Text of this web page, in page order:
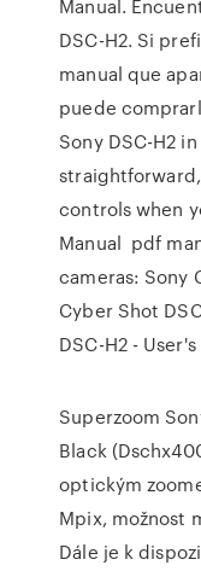
Manual.
DSC-H2. Si
manual que
puede
Sony DSC-H2
controls when
Manual pdf
cameras: Sony
Cyber Shot
DSC-H2 -
Superzoom
Black
optickým
Mpix, možnost
Dále je k